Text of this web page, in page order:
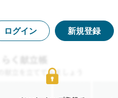
ログイン 新規登録